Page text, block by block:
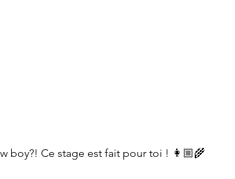
boy?! Ce stage est fait pour toi ! 👩🏼‍🌾